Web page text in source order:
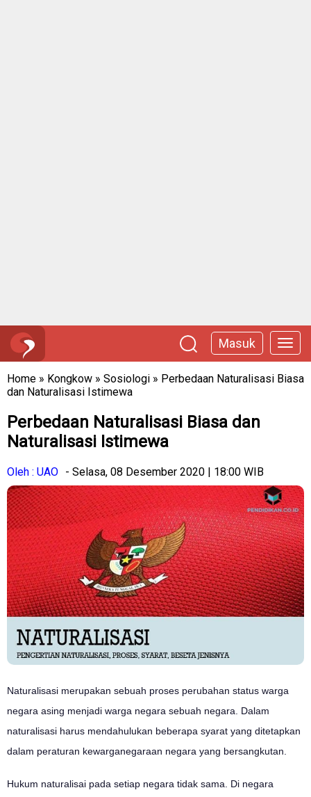
Masuk
Home » Kongkow » Sosiologi » Perbedaan Naturalisasi Biasa
dan Naturalisasi Istimewa
Perbedaan Naturalisasi Biasa dan
Naturalisasi Istimewa
Oleh : UAO - Selasa, 08 Desember 2020 | 18:00 WIB
Naturalisasi merupakan sebuah proses perubahan status warga
negara asing menjadi warga negara sebuah negara. Dalam
naturalisasi harus mendahulukan beberapa syarat yang ditetapkan
dalam peraturan kewarganegaraan negara yang bersangkutan.
Hukum naturalisai pada setiap negara tidak sama. Di negara